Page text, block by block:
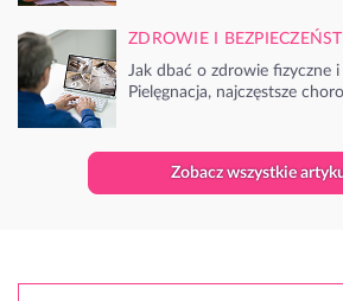
ZDROWIE I
Jak dbać o zdrowie fizyczne
Pielęgnacja, najczęstsze
Zobacz wszystkie